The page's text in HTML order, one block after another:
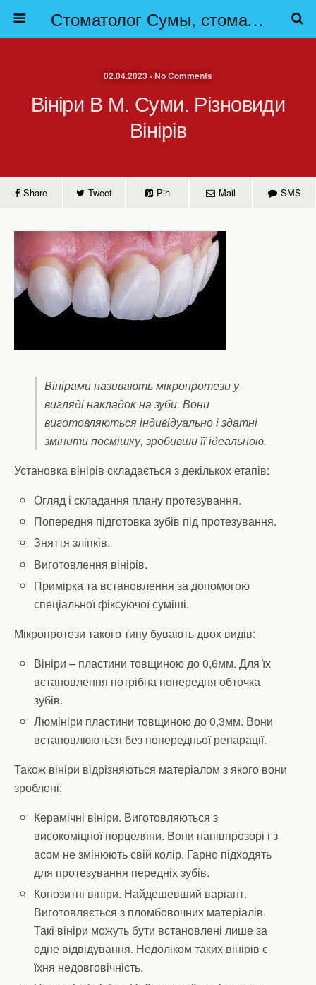
Стоматолог Сумы, стоматологические клиники Сумы, детская стоматология в Сумах. | Частная стоматология Сумы
02.04.2023 • No Comments
Вініри В М. Суми. Різновиди
Вінірів
Share Tweet Pin Mail SMS
Вінірами називають мікропротези у
вигляді накладок на зуби. Вони
виготовляються індивідуально і здатні
змінити посмішку, зробивши її ідеальною.
Установка вінірів складається з декількох етапів:
Огляд і складання плану протезування.
Попередня підготовка зубів під протезування.
Зняття зліпків.
Виготовлення вінірів.
Примірка та встановлення за допомогою
спеціальної фіксуючої суміші.
Мікропротези такого типу бувають двох видів:
Вініри – пластини товщиною до 0,6мм. Для їх
встановлення потрібна попередня обточка
зубів.
Люмініри пластини товщиною до 0,3мм. Вони
встановлюються без попередньої репарації.
Також вініри відрізняються матеріалом з якого вони
зроблені:
Керамічні вініри. Виготовляються з
високоміцної порцеляни. Вони напівпрозорі і з
асом не змінюють свій колір. Гарно підходять
для протезування передніх зубів.
Копозитні вініри. Найдешевший варіант.
Виготовляється з пломбовочних матеріалів.
Такі вініри можуть бути встановлені лише за
одне відвідування. Недоліком таких вінірів є
їхня недовговічність.